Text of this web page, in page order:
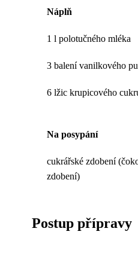
Náplň
1 l polotučného mléka
3 balení vanilkového
6 lžic krupicového
Na posypání
cukrářské zdobení
zdobení)
Postup přípravy